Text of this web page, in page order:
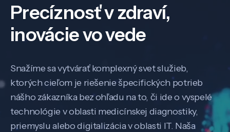
Precíznosť v zdraví,
inovácie vo vede
Snažíme sa vytvárať komplexný svet služieb,
ktorých cieľom je riešenie špecifických potrieb
nášho zákazníka bez ohľadu na to, či ide o vyspelé
technológie v oblasti medicínskej diagnostiky,
priemyslu alebo digitalizácia v oblasti IT. Naša